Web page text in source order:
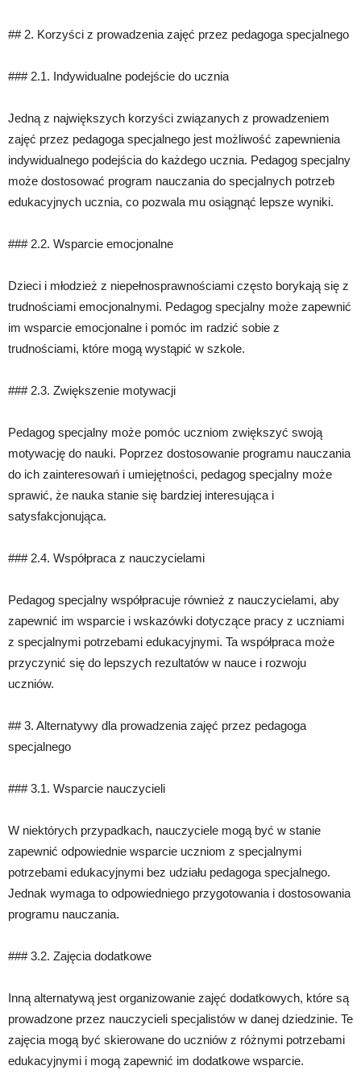
## 2. Korzyści z prowadzenia zajęć przez pedagoga specjalnego
### 2.1. Indywidualne podejście do ucznia
Jedną z największych korzyści związanych z prowadzeniem
zajęć przez pedagoga specjalnego jest możliwość zapewnienia
indywidualnego podejścia do każdego ucznia. Pedagog specjalny
może dostosować program nauczania do specjalnych potrzeb
edukacyjnych ucznia, co pozwala mu osiągnąć lepsze wyniki.
### 2.2. Wsparcie emocjonalne
Dzieci i młodzież z niepełnosprawnościami często borykają się z
trudnościami emocjonalnymi. Pedagog specjalny może zapewnić
im wsparcie emocjonalne i pomóc im radzić sobie z
trudnościami, które mogą wystąpić w szkole.
### 2.3. Zwiększenie motywacji
Pedagog specjalny może pomóc uczniom zwiększyć swoją
motywację do nauki. Poprzez dostosowanie programu nauczania
do ich zainteresowań i umiejętności, pedagog specjalny może
sprawić, że nauka stanie się bardziej interesująca i
satysfakcjonująca.
### 2.4. Współpraca z nauczycielami
Pedagog specjalny współpracuje również z nauczycielami, aby
zapewnić im wsparcie i wskazówki dotyczące pracy z uczniami
z specjalnymi potrzebami edukacyjnymi. Ta współpraca może
przyczynić się do lepszych rezultatów w nauce i rozwoju
uczniów.
## 3. Alternatywy dla prowadzenia zajęć przez pedagoga
specjalnego
### 3.1. Wsparcie nauczycieli
W niektórych przypadkach, nauczyciele mogą być w stanie
zapewnić odpowiednie wsparcie uczniom z specjalnymi
potrzebami edukacyjnymi bez udziału pedagoga specjalnego.
Jednak wymaga to odpowiedniego przygotowania i dostosowania
programu nauczania.
### 3.2. Zajęcia dodatkowe
Inną alternatywą jest organizowanie zajęć dodatkowych, które są
prowadzone przez nauczycieli specjalistów w danej dziedzinie. Te
zajęcia mogą być skierowane do uczniów z różnymi potrzebami
edukacyjnymi i mogą zapewnić im dodatkowe wsparcie.